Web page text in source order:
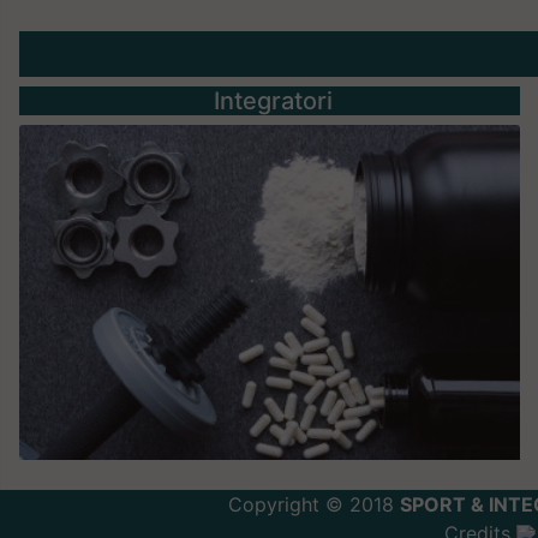
Integratori
Copyright © 2018 SPORT &
Credits